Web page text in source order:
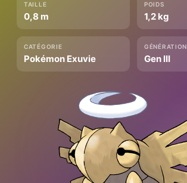
TAILLE
0,8 m
POIDS
1,2 kg
CATÉGORIE
Pokémon Exuvie
GÉNÉRATION
Gen III